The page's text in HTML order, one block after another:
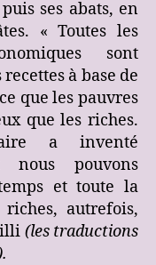
ses abats, en
« Toutes les
sont
à base de
que les pauvres
que les riches.
a inventé
nous pouvons
et toute la
autrefois,
(les traductions